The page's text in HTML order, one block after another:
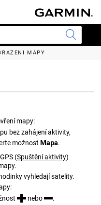
MAPY
mapy:
bez zahájení aktivity,
možnost Mapa.
(Spuštění aktivity)
vyhledají satelity.
nebo
.